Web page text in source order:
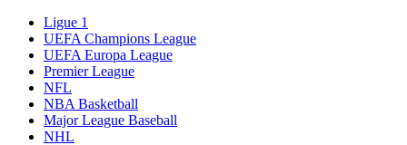
Ligue 1
UEFA Champions League
UEFA Europa League
Premier League
NFL
NBA Basketball
Major League Baseball
NHL